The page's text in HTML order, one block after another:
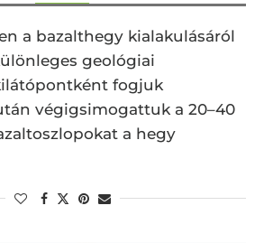
a bazalthegy kialakulásáról
geológiai
fogjuk
végigsimogattuk a 20–40
a hegy